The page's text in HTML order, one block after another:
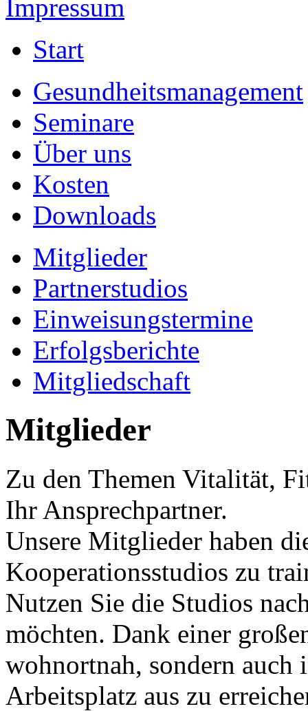
Impressum
Start
Gesundheitsmanagement
Seminare
Über uns
Kosten
Downloads
Mitglieder
Partnerstudios
Einweisungstermine
Erfolgsberichte
Mitgliedschaft
Mitglieder
Zu den Themen Vitalität,
Ihr Ansprechpartner.
Unsere Mitglieder haben
Kooperationsstudios zu
Nutzen Sie die Studios
möchten. Dank einer
wohnortnah, sondern
Arbeitsplatz aus zu